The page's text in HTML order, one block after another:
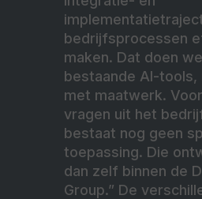
bedrijfsprocessen
maken. Dat doen
bestaande AI-tools,
met maatwerk.
vragen uit het
bestaat nog geen
toepassing. Die
dan zelf binnen de
Group.” De